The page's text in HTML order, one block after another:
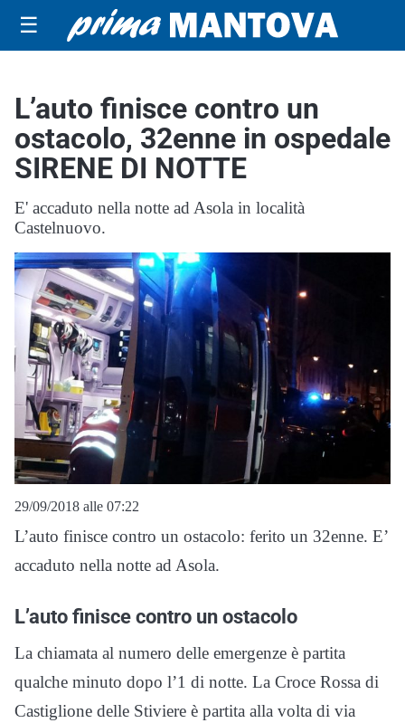
☰
L’auto finisce contro un
ostacolo, 32enne in ospedale
SIRENE DI NOTTE
E' accaduto nella notte ad Asola in località
Castelnuovo.
29/09/2018 alle 07:22
L’auto finisce contro un ostacolo: ferito un 32enne. E’
accaduto nella notte ad Asola.
L’auto finisce contro un ostacolo
La chiamata al numero delle emergenze è partita
qualche minuto dopo l’1 di notte. La Croce Rossa di
Castiglione delle Stiviere è partita alla volta di via